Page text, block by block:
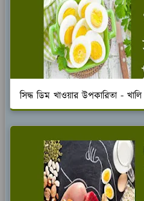
সিদ্ধ ডিম খাওয়ার উপকারিতা -